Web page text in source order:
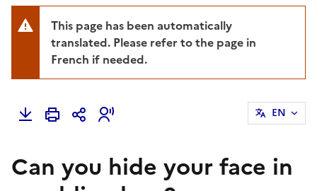
This page has been automatically
translated. Please refer to the page in
French if needed.
EN
Can you hide your face in